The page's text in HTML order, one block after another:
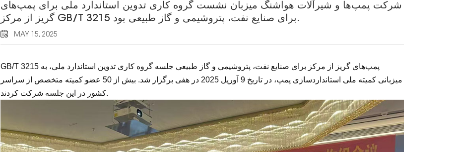
شرکت پمپ‌ها و شیرآلات هواشنگ میزبان نشست گروه کاری تدوین استاندارد ملی برای پمپ‌های
گریز از مرکز GB/T 3215 برای صنایع نفت، پتروشیمی و گاز طبیعی بود.
MAY 15, 2025
GB/T 3215 پمپ‌های گریز از مرکز برای صنایع نفت، پتروشیمی و گاز طبیعی جلسه گروه کاری تدوین استاندارد ملی، به
میزبانی کمیته ملی استانداردسازی پمپ، در تاریخ 9 آوریل 2025 در هفی برگزار شد. بیش از 50 عضو کمیته متخصص از سراسر
کشور در این جلسه شرکت کردند.